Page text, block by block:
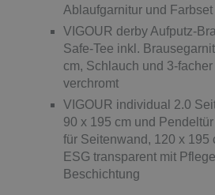
Ablaufgarnitur und Farbset
VIGOUR derby Aufputz-
Safe-Tee inkl.
cm, Schlauch und 3-
verchromt
VIGOUR individual 2.0
90 x 195 cm und
für Seitenwand, 120 x 195
ESG transparent mit
Beschichtung